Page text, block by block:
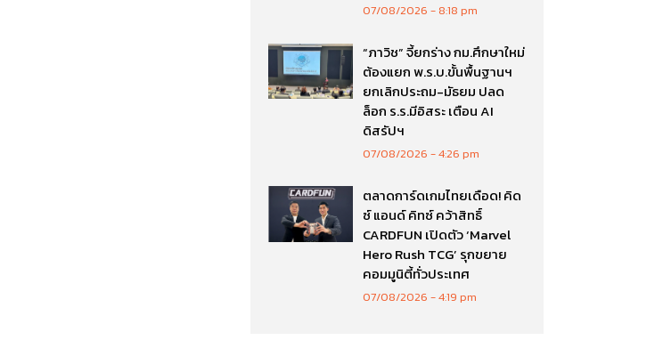
07/08/2026 8:18 pm
“ภาวิช” จี้ยกร่าง กม.ศึกษาใหม่
ต้องแยก พ.ร.บ.ขั้นพื้นฐานฯ
ยกเลิกประถม-มัธยม ปลด
ล็อก ร.ร.มีอิสระ เตือน AI
ดิสรัปฯ
07/08/2026 4:26 pm
ตลาดการ์ดเกมไทยเดือด! คิด
ซ์ แอนด์ คิทซ์ คว้าสิทธิ์
CARDFUN เปิดตัว ‘Marvel
Hero Rush TCG’ รุกขยาย
คอมมูนิตี้ทั่วประเทศ
07/08/2026 4:19 pm